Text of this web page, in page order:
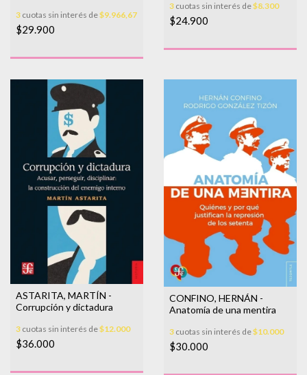
3 cuotas sin interés de$9.966,67
$29.900
3 cuotas sin interés de$8.300
$24.900
ASTARITA, MARTÍN -
Corrupción y dictadura
3 cuotas sin interés de$12.000
$36.000
CONFINO, HERNÁN -
Anatomía de una mentira
3 cuotas sin interés de$10.000
$30.000